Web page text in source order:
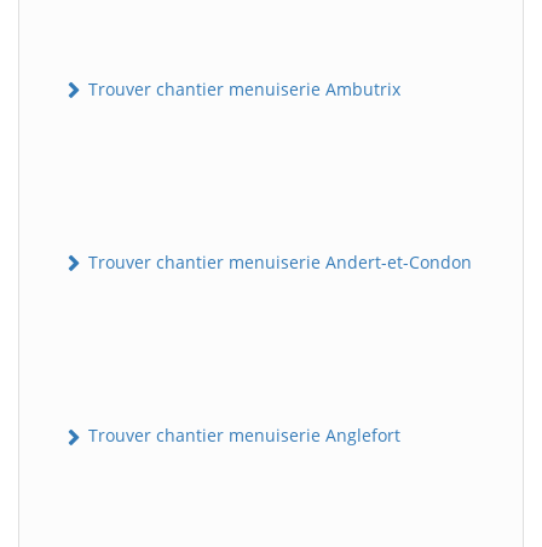
Trouver chantier menuiserie Ambutrix
Trouver chantier menuiserie Andert-et-Condon
Trouver chantier menuiserie Anglefort